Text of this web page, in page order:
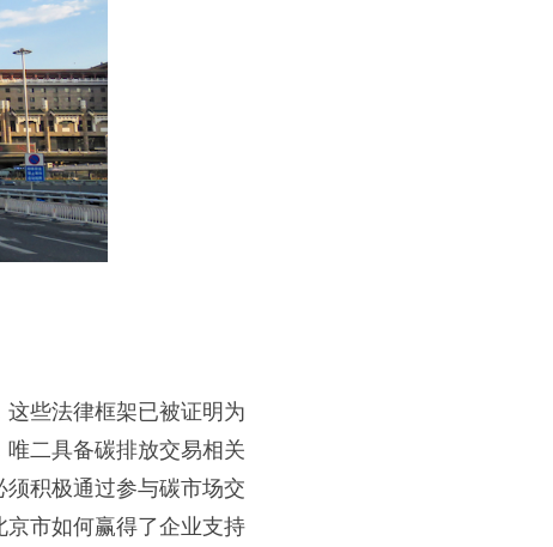
些法律框架已被证明为
二具备碳排放交易相关
积极通过参与碳市场交
市如何赢得了企业支持